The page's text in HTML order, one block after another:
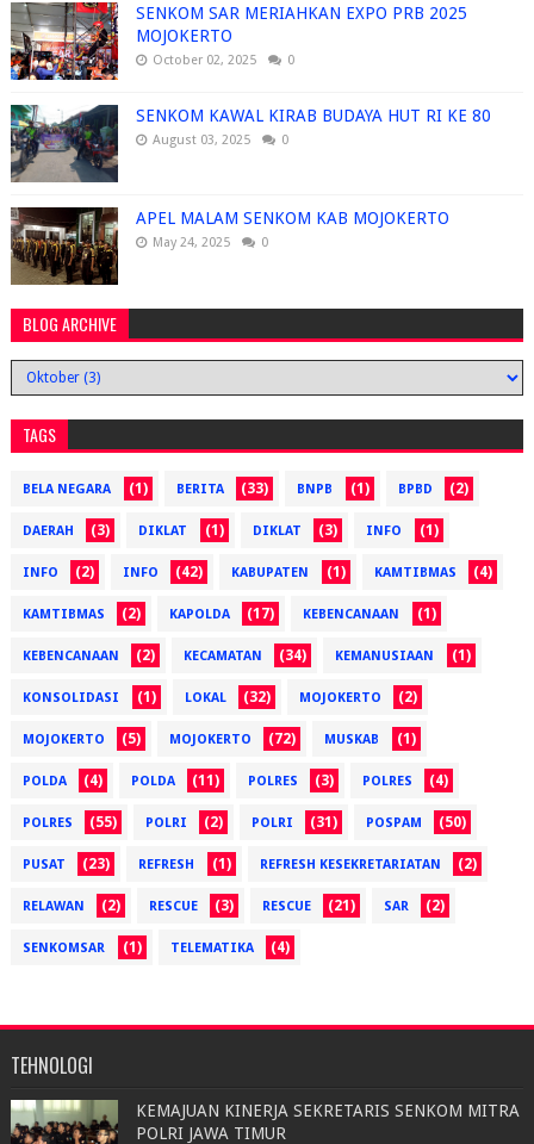
SENKOM SAR MERIAHKAN EXPO PRB 2025
MOJOKERTO
October 02, 2025 0
SENKOM KAWAL KIRAB BUDAYA HUT RI KE 80
August 03, 2025 0
APEL MALAM SENKOM KAB MOJOKERTO
May 24, 2025 0
BLOG ARCHIVE
TAGS
BELA NEGARA (1) BERITA (33) BNPB (1) BPBD (2)
DAERAH (3) DIKLAT (1) DIKLAT (3) INFO (1)
INFO (2) INFO (42) KABUPATEN (1) KAMTIBMAS (4)
KAMTIBMAS (2) KAPOLDA (17) KEBENCANAAN (1)
KEBENCANAAN (2) KECAMATAN (34) KEMANUSIAAN (1)
KONSOLIDASI (1) LOKAL (32) MOJOKERTO (2)
MOJOKERTO (5) MOJOKERTO (72) MUSKAB (1)
POLDA (4) POLDA (11) POLRES (3) POLRES (4)
POLRES (55) POLRI (2) POLRI (31) POSPAM (50)
PUSAT (23) REFRESH (1) REFRESH KESEKRETARIATAN (2)
RELAWAN (2) RESCUE (3) RESCUE (21) SAR (2)
SENKOMSAR (1) TELEMATIKA (4)
TEHNOLOGI
KEMAJUAN KINERJA SEKRETARIS SENKOM MITRA
POLRI JAWA TIMUR